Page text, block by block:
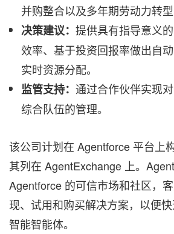
并购整合以及多年期劳动力转
决策建议： 提供具有指导意义
效率、基于投资回报率做出自
实时资源分配。
监管支持： 通过合作伙伴实现
综合队伍的管理。
该公司计划在 Agentforce 平台上
其列在 AgentExchange 上。
Agentforce 的可信市场和社区，
现、试用和购买解决方案，以便
智能智能体。